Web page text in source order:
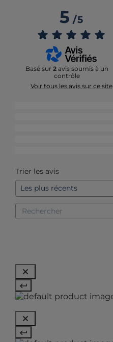
5/5
Basé sur 2 avis soumis à un
contrôle
Voir tous les avis sur ce site
Trier les avis